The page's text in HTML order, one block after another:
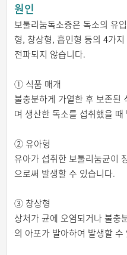
원인
보툴리눔독소증은 독소의 유
형, 창상형, 흡인형 등의 4가
전파되지 않습니다.
① 식품 매개
불충분하게 가열한 후 보존된
며 생산한 독소를 섭취했을
② 유아형
유아가 섭취한 보툴리눔균이
으로써 발생할 수 있습니다.
③ 창상형
상처가 균에 오염되거나 불충
의 아포가 발아하여 발생할 수